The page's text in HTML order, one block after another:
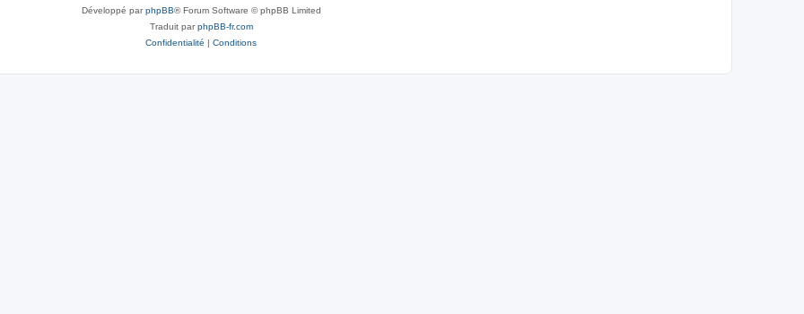
Développé parphpBB® Forum Software © phpBB Limited
Traduit parphpBB-fr.com
Confidentialité | Conditions